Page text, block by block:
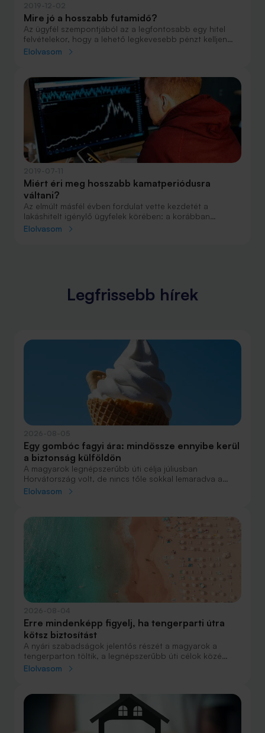
Mire jó a hosszabb futamidő?
Az ügyfél szempontjából az a legfontosabb egy hitel
felvételekor, hogy a lehető legkevesebb pénzt kelljen
visszafizetnie a szerződés szerint a futamidő végéig.
szempontok is, amelyeket mérlegelni kell a kölcsön
igénylése előtt.
Elolvasom
Miért éri meg hosszabb kamatperiódusra
váltani?
Az elmúlt másfél évben fordulat vette kezdetét a
lakáshitelt igénylő ügyfelek körében: a korábban
népszerű rövid kamatperiódusú hiteleket egyre
Elolvasom
Legfrissebb hírek
Egy gombóc fagyi ára: mindössze ennyibe kerül
a biztonság külföldön
A magyarok legnépszerűbb úti célja júliusban
Horvátország volt, de nincs tőle sokkal lemaradva a
júniust megnyerő Olaszország sem. A tengerparti
nyaralásnak, mint repülővel.
Elolvasom
Erre mindenképp figyelj, ha tengerparti útra
kötsz biztosítást
A nyári szabadságok jelentős részét a magyarok a
tengerparton töltik, a legnépszerűbb úti célok közé
Horvátország, Olaszország és Görögország tartozik. A
megtervezése, az utasbiztosítás kiválasztása azonban
sokszor az utolsó pillanatra marad.
Elolvasom